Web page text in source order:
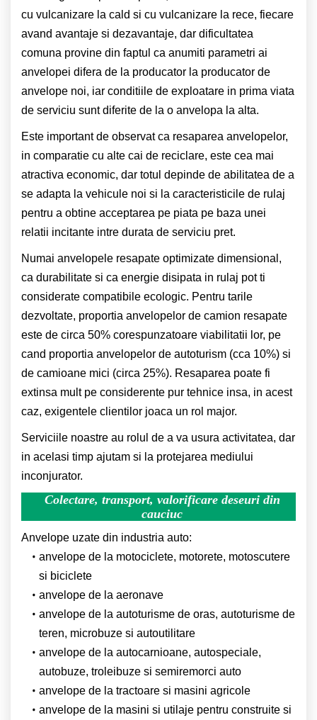
cu vulcanizare la cald si cu vulcanizare la rece, fiecare
avand avantaje si dezavantaje, dar dificultatea
comuna provine din faptul ca anumiti parametri ai
anvelopei difera de la producator la producator de
anvelope noi, iar conditiile de exploatare in prima viata
de serviciu sunt diferite de la o anvelopa la alta.
Este important de observat ca resaparea anvelopelor,
in comparatie cu alte cai de reciclare, este cea mai
atractiva economic, dar totul depinde de abilitatea de a
se adapta la vehicule noi si la caracteristicile de rulaj
pentru a obtine acceptarea pe piata pe baza unei
relatii incitante intre durata de serviciu pret.
Numai anvelopele resapate optimizate dimensional,
ca durabilitate si ca energie disipata in rulaj pot ti
considerate compatibile ecologic. Pentru tarile
dezvoltate, proportia anvelopelor de camion resapate
este de circa 50% corespunzatoare viabilitatii lor, pe
cand proportia anvelopelor de autoturism (cca 10%) si
de camioane mici (circa 25%). Resaparea poate fi
extinsa mult pe considerente pur tehnice insa, in acest
caz, exigentele clientilor joaca un rol major.
Serviciile noastre au rolul de a va usura activitatea, dar
in acelasi timp ajutam si la protejarea mediului
inconjurator.
Colectare, transport, valorificare deseuri din
cauciuc
Anvelope uzate din industria auto:
anvelope de la motociclete, motorete, motoscutere
si biciclete
anvelope de la aeronave
anvelope de la autoturisme de oras, autoturisme de
teren, microbuze si autoutilitare
anvelope de la autocarnioane, autospeciale,
autobuze, troleibuze si semiremorci auto
anvelope de la tractoare si masini agricole
anvelope de la masini si utilaje pentru construite si